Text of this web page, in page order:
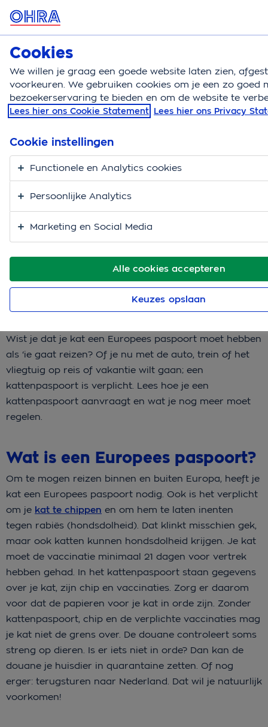
MENU
Kattenverzekering
Kattenverzekering Vakantie en op reis
Een Europees
paspoort voor je kat?
Zo werkt het
Wist je dat je kat een Europees paspoort moet hebben
als ‘ie gaat reizen? Of je nu met de auto, trein of het
vliegtuig op reis of vakantie wilt gaan; een
kattenpaspoort is verplicht. Lees hoe je een
kattenpaspoort aanvraagt en wat je nog meer moet
regelen.
Wat is een Europees paspoort?
Om te mogen reizen binnen en buiten Europa, heeft je
kat een Europees paspoort nodig. Ook is het verplicht
om je kat te chippen en om hem te laten inenten
tegen rabiës (hondsdolheid). Dat klinkt misschien gek,
maar ook katten kunnen hondsdolheid krijgen. Je kat
moet de vaccinatie minimaal 21 dagen voor vertrek
hebben gehad. In het kattenpaspoort staan gegevens
over je kat, zijn chip en vaccinaties. Zorg er daarom
voor dat de papieren voor je kat in orde zijn. Zonder
kattenpaspoort, chip en de verplichte vaccinaties mag
je kat niet de grens over. De douane controleert soms
streng op dieren. Is er iets niet in orde? Dan kan de
douane je huisdier in quarantaine zetten. Of nog
erger: terugsturen naar Nederland. Dat wil je natuurlijk
voorkomen!
Cookies
We willen je graag een goede website laten zien,
voorkeuren. We gebruiken cookies om je een zo goed
bezoekerservaring te bieden en om de website te
Lees hier ons Cookie Statement Lees hier ons Privacy
Alle cookies accepteren
Cookie instellingen
Functionele en Analytics cookies
Persoonlijke Analytics
Marketing en Social Media
Keuzes opslaan